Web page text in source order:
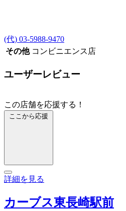
(代) 03-5988-9470
その他 コンビニエンス店
ユーザーレビュー
この店舗を応援する！
ここから応援
詳細を見る
カーブス東長崎駅前